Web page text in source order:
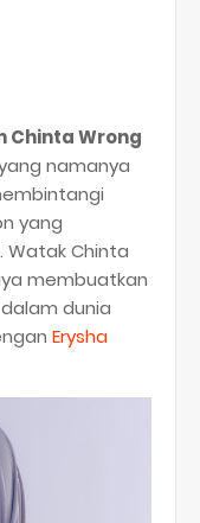
Chinta Wrong
namanya
yang
Watak Chinta
membuatkan
dunia
Erysha